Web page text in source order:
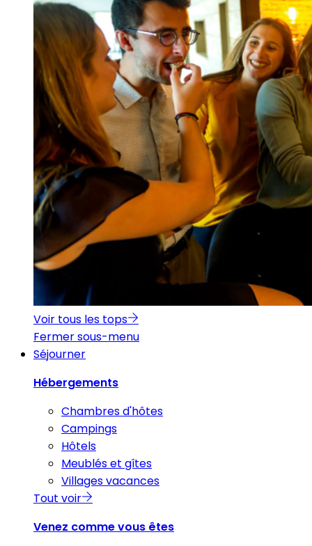
Voir tous les tops
Fermer sous-menu
Séjourner
Hébergements
Chambres d'hôtes
Campings
Hôtels
Meublés et gîtes
Villages vacances
Tout voir
Venez comme vous êtes